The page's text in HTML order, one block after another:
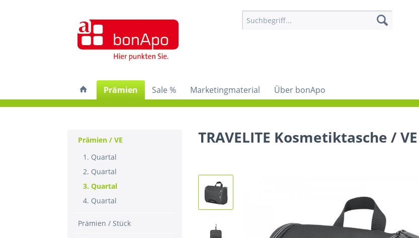
Prämien Sale % Marketingmaterial Über bonApo
Prämien / VE
1. Quartal
2. Quartal
3. Quartal
4. Quartal
Prämien / Stück
TRAVELITE Kosmetiktasche /